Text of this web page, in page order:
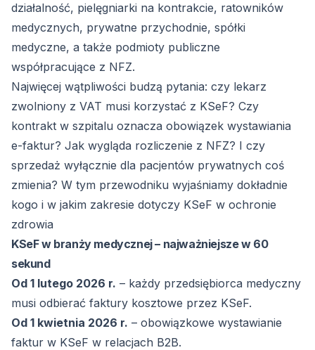
działalność, pielęgniarki na kontrakcie, ratowników
medycznych, prywatne przychodnie, spółki
medyczne, a także podmioty publiczne
współpracujące z NFZ.
Najwięcej wątpliwości budzą pytania: czy lekarz
zwolniony z VAT musi korzystać z KSeF? Czy
kontrakt w szpitalu oznacza obowiązek wystawiania
e-faktur? Jak wygląda rozliczenie z NFZ? I czy
sprzedaż wyłącznie dla pacjentów prywatnych coś
zmienia? W tym przewodniku wyjaśniamy dokładnie
kogo i w jakim zakresie dotyczy KSeF w ochronie
zdrowia
KSeF w branży medycznej – najważniejsze w 60
sekund
Od 1 lutego 2026 r. – każdy przedsiębiorca medyczny
musi odbierać faktury kosztowe przez KSeF.
Od 1 kwietnia 2026 r. – obowiązkowe wystawianie
faktur w KSeF w relacjach B2B.